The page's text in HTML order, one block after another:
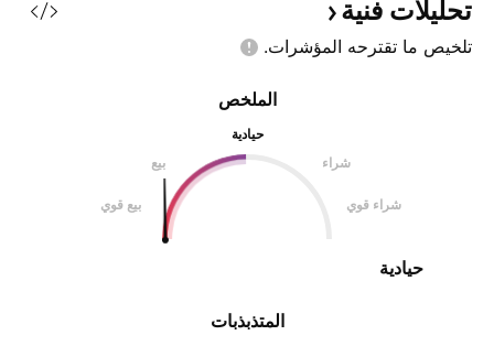
تحليلات فنية
تلخيص ما تقترحه المؤشرات.
المتذبذبات
الملخص
حيادية
بيع
شراء
بيع قوي شراء قوي
حيادية